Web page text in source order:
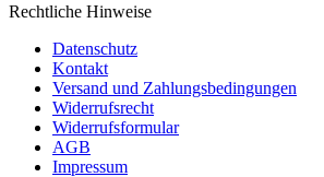
Rechtliche Hinweise
Datenschutz
Kontakt
Versand und Zahlungsbedingungen
Widerrufsrecht
Widerrufsformular
AGB
Impressum